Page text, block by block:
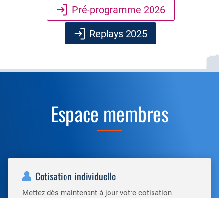
Pré-programme 2026
Replays 2025
Espace membres
Cotisation individuelle
Mettez dès maintenant à jour votre cotisation